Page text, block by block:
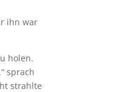
ihn war
holen.
sprach
strahlte